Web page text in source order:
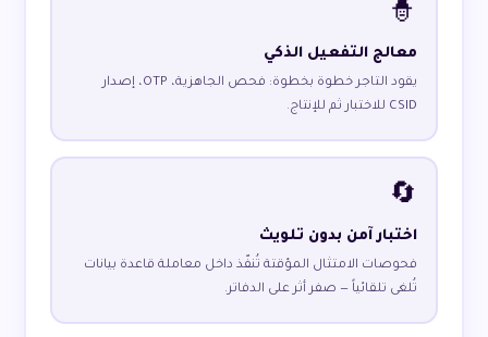
🧙
معالج التفعيل الذكي
يقود التاجر خطوة بخطوة: فحص الجاهزية، OTP، إصدار
CSID للاختبار ثم للإنتاج.
🔄
اختبار آمن بدون تلويث
فحوصات الامتثال المؤقتة تُنفّذ داخل معاملة قاعدة بيانات
تُلغى تلقائياً — صفر أثر على الدفاتر.